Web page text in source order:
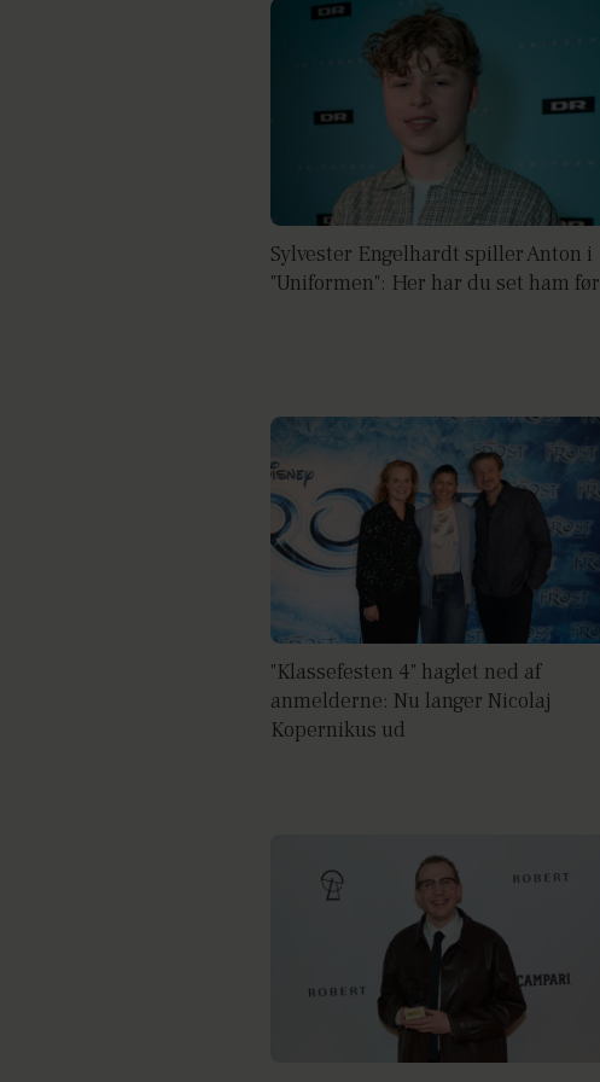
Sylvester Engelhardt spiller Anton i
"Uniformen": Her har du set ham før
"Klassefesten 4" haglet ned af
anmelderne: Nu langer Nicolaj
Kopernikus ud